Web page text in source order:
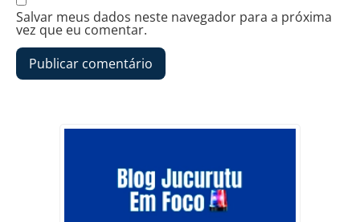
Salvar meus dados neste navegador para a próxima
vez que eu comentar.